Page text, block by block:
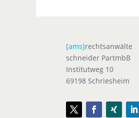
[ams]rechtsanwälte
schneider PartmbB
Institutweg 10
69198 Schriesheim